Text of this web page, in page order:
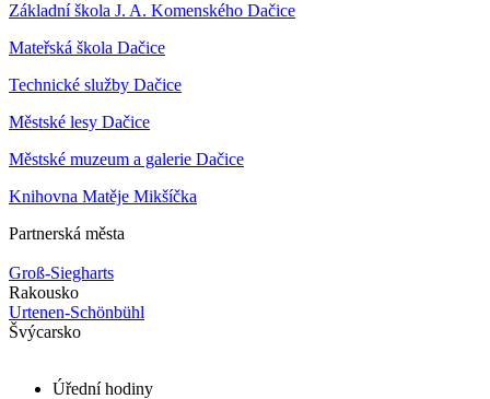
Základní škola J. A. Komenského Dačice
Mateřská škola Dačice
Technické služby Dačice
Městské lesy Dačice
Městské muzeum a galerie Dačice
Knihovna Matěje Mikšíčka
Partnerská města
Groß-Siegharts
Rakousko
Urtenen-Schönbühl
Švýcarsko
Úřední hodiny